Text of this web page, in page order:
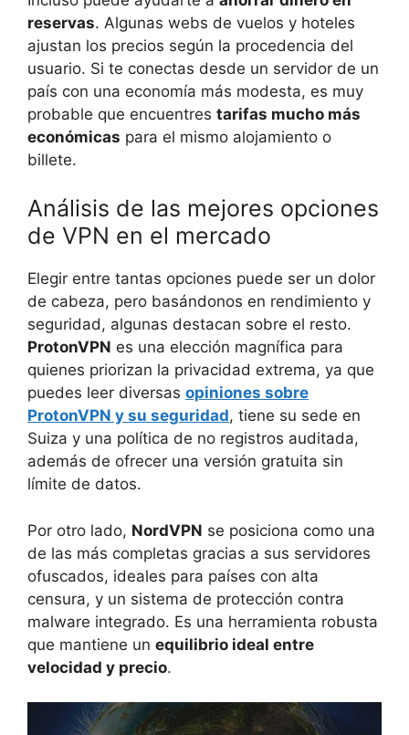
reservas. Algunas webs de vuelos y hoteles
ajustan los precios según la procedencia del
usuario. Si te conectas desde un servidor de un
país con una economía más modesta, es muy
probable que encuentres tarifas mucho más
económicas para el mismo alojamiento o
billete.
Análisis de las mejores opciones
de VPN en el mercado
Elegir entre tantas opciones puede ser un dolor
de cabeza, pero basándonos en rendimiento y
seguridad, algunas destacan sobre el resto.
ProtonVPN es una elección magnífica para
quienes priorizan la privacidad extrema, ya que
puedes leer diversas opiniones sobre
ProtonVPN y su seguridad, tiene su sede en
Suiza y una política de no registros auditada,
además de ofrecer una versión gratuita sin
límite de datos.
Por otro lado, NordVPN se posiciona como una
de las más completas gracias a sus servidores
ofuscados, ideales para países con alta
censura, y un sistema de protección contra
malware integrado. Es una herramienta robusta
que mantiene un equilibrio ideal entre
velocidad y precio.